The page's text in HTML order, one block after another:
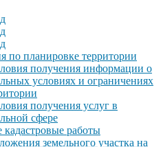
по планировке территории
получения информации о
условиях и ограничениях
получения услуг в
сфере
работы
земельного участка на